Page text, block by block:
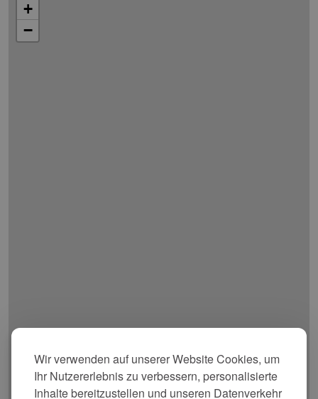
Wir verwenden auf unserer Website Cookies, um
Ihr Nutzererlebnis zu verbessern, personalisierte
Inhalte bereitzustellen und unseren Datenverkehr
+
−